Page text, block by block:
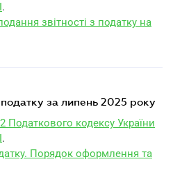
.
звітності з податку на
за липень 2025 року
Податкового кодексу України
.
Порядок оформлення та